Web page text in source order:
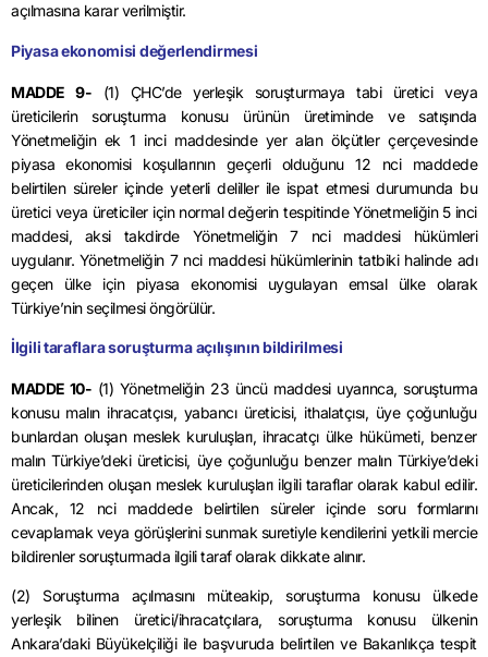
açılmasına karar verilmiştir.
Piyasa ekonomisi değerlendirmesi
MADDE 9- (1) ÇHC’de yerleşik soruşturmaya tabi üretici veya
üreticilerin soruşturma konusu ürünün üretiminde ve satışında
Yönetmeliğin ek 1 inci maddesinde yer alan ölçütler çerçevesinde
piyasa ekonomisi koşullarının geçerli olduğunu 12 nci maddede
belirtilen süreler içinde yeterli deliller ile ispat etmesi durumunda bu
üretici veya üreticiler için normal değerin tespitinde Yönetmeliğin 5 inci
maddesi, aksi takdirde Yönetmeliğin 7 nci maddesi hükümleri
uygulanır. Yönetmeliğin 7 nci maddesi hükümlerinin tatbiki halinde adı
geçen ülke için piyasa ekonomisi uygulayan emsal ülke olarak
Türkiye’nin seçilmesi öngörülür.
İlgili taraflara soruşturma açılışının bildirilmesi
MADDE 10- (1) Yönetmeliğin 23 üncü maddesi uyarınca, soruşturma
konusu malın ihracatçısı, yabancı üreticisi, ithalatçısı, üye çoğunluğu
bunlardan oluşan meslek kuruluşları, ihracatçı ülke hükümeti, benzer
malın Türkiye’deki üreticisi, üye çoğunluğu benzer malın Türkiye’deki
üreticilerinden oluşan meslek kuruluşları ilgili taraflar olarak kabul edilir.
Ancak, 12 nci maddede belirtilen süreler içinde soru formlarını
cevaplamak veya görüşlerini sunmak suretiyle kendilerini yetkili mercie
bildirenler soruşturmada ilgili taraf olarak dikkate alınır.
(2) Soruşturma açılmasını müteakip, soruşturma konusu ülkede
yerleşik bilinen üretici/ihracatçılara, soruşturma konusu ülkenin
Ankara’daki Büyükelçiliği ile başvuruda belirtilen ve Bakanlıkça tespit